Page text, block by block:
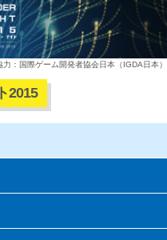
力：国際ゲーム開発者協会日本（IGDA日本）
2015